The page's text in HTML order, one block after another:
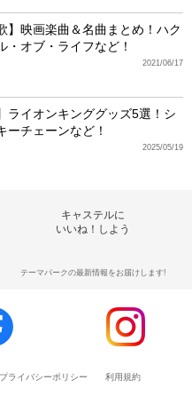
】映画楽曲＆名曲まとめ！ハク
・オブ・ライフなど！
2021/06/17
ライオンキンググッズ5選！シ
ーチェーンなど！
2025/05/19
キャステルに
いいね！しよう
テーマパークの最新情報をお届けします!
プライバシーポリシー 利用規約